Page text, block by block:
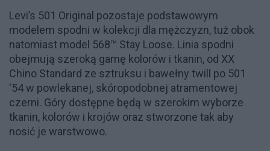
Levi’s 501 Original pozostaje podstawowym
modelem spodni w kolekcji dla mężczyzn, tuż obok
natomiast model 568™ Stay Loose. Linia spodni
obejmują szeroką gamę kolorów i tkanin, od XX
Chino Standard ze sztruksu i bawełny twill po 501
'54 w powlekanej, skóropodobnej atramentowej
czerni. Góry dostępne będą w szerokim wyborze
tkanin, kolorów i krojów oraz stworzone tak aby
nosić je warstwowo.